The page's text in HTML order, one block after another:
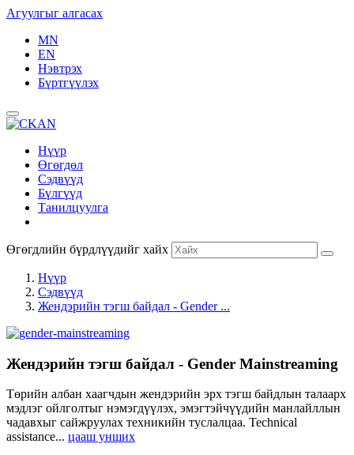
Агуулгыг алгасах
MN
EN
Нэвтрэх
Бүртгүүлэх
Нүүр
Өгөгдөл
Сэдвүүд
Бүлгүүд
Танилцуулга
Өгөгдлийн бүрдлүүдийг хайх
Нүүр
Сэдвүүд
Жендэрийн тэгш байдал - Gender ...
Жендэрийн тэгш байдал - Gender Mainstreaming
Төрийн албан хаагчдын жендэрийн эрх тэгш байдлын талаарх
мэдлэг ойлголтыг нэмэгдүүлэх, эмэгтэйчүүдийн манлайллын
чадавхыг сайжруулах техникийн туслалцаа. Technical
assistance... цааш унших